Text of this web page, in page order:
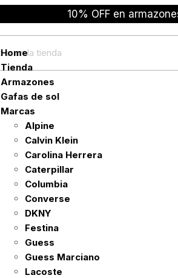
10% OFF en
Home
Tienda
Armazones
Gafas de sol
Marcas
Alpine
Calvin Klein
Carolina Herrera
Caterpillar
Columbia
Converse
DKNY
Festina
Guess
Guess Marciano
Lacoste